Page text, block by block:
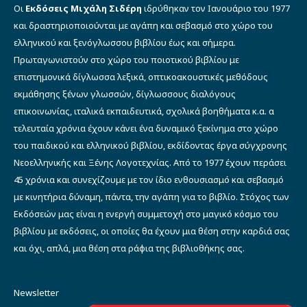
Οι Εκδόσεις Μιχάλη Σιδέρη ιδρύθηκαν τον Ιανουάριο του 1977
και δραστηριοποιούνται με αγάπη και σεβασμό στο χώρο του
ελληνικού και ξενόγλωσσου βιβλίου έως και σήμερα.
Πρωταγωνιστούν στο χώρο του ποιοτικού βιβλίου με
επιστημονικά δίγλωσσα λεξικά, οπτικοακουστικές μεθόδους
εκμάθησης ξένων γλωσσών, δίγλωσσους διαλόγους
επικοινωνίας, ιταλικά εκπαιδευτικά, σχολικά βοηθήματα κ.α. α
τελευταία χρόνια έχουν κάνει ένα δυναμικό ξεκίνημα στο χώρο
του παιδικού και ελληνικού βιβλίου, εκδίδοντας έργα σύγχρονης
Νεοελληνικής και Ξένης Λογοτεχνίας. Από το 1977 έχουν περάσει
45 χρόνια και συνεχίζουμε με τον ίδιο ενθουσιασμό και σεβασμό
με κινητήρια δύναμη, πάντα, την αγάπη για το βιβλίο. Στόχος των
Εκδόσεών μας είναι η ενεργή συμμετοχή στο μαγικό κόσμο του
βιβλίου με εκδόσεις, οι οποίες θα έχουν μια θέση στην καρδιά σας
και όχι, απλά, μια θέση στα ράφια της βιβλιοθήκης σας.
Newsletter